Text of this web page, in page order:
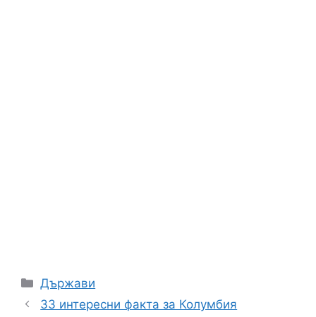
Категории
Държави
33 интересни факта за Колумбия